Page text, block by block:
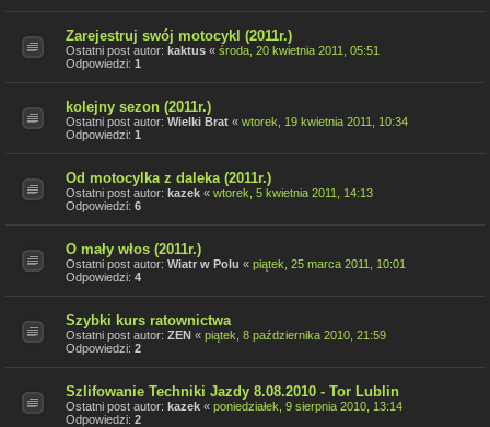
Zarejestruj swój motocykl (2011r.)
Ostatni post autor: kaktus « środa, 20 kwietnia 2011, 05:51
Odpowiedzi: 1
kolejny sezon (2011r.)
Ostatni post autor: Wielki Brat « wtorek, 19 kwietnia 2011, 10:34
Odpowiedzi: 1
Od motocylka z daleka (2011r.)
Ostatni post autor: kazek « wtorek, 5 kwietnia 2011, 14:13
Odpowiedzi: 6
O mały włos (2011r.)
Ostatni post autor: Wiatr w Polu « piątek, 25 marca 2011, 10:01
Odpowiedzi: 4
Szybki kurs ratownictwa
Ostatni post autor: ZEN « piątek, 8 października 2010, 21:59
Odpowiedzi: 2
Szlifowanie Techniki Jazdy 8.08.2010 - Tor Lublin
Ostatni post autor: kazek « poniedziałek, 9 sierpnia 2010, 13:14
Odpowiedzi: 2